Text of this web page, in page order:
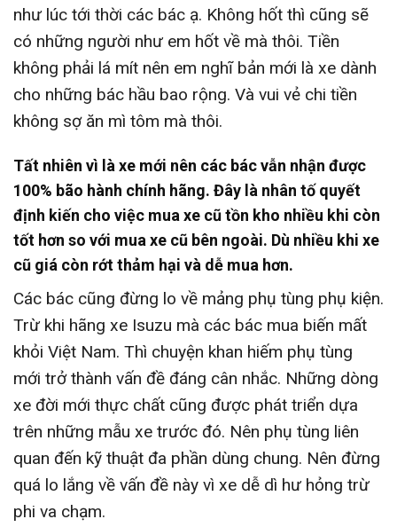
như lúc tới thời các bác ạ. Không hốt thì cũng sẽ
có những người như em hốt về mà thôi. Tiền
không phải lá mít nên em nghĩ bản mới là xe dành
cho những bác hầu bao rộng. Và vui vẻ chi tiền
không sợ ăn mì tôm mà thôi.
Tất nhiên vì là xe mới nên các bác vẫn nhận được
100% bão hành chính hãng. Đây là nhân tố quyết
định kiến cho việc mua xe cũ tồn kho nhiều khi còn
tốt hơn so với mua xe cũ bên ngoài. Dù nhiều khi xe
cũ giá còn rớt thảm hại và dễ mua hơn.
Các bác cũng đừng lo về mảng phụ tùng phụ kiện.
Trừ khi hãng xe Isuzu mà các bác mua biến mất
khỏi Việt Nam. Thì chuyện khan hiếm phụ tùng
mới trở thành vấn đề đáng cân nhắc. Những dòng
xe đời mới thực chất cũng được phát triển dựa
trên những mẫu xe trước đó. Nên phụ tùng liên
quan đến kỹ thuật đa phần dùng chung. Nên đừng
quá lo lắng về vấn đề này vì xe dễ dì hư hỏng trừ
phi va chạm.